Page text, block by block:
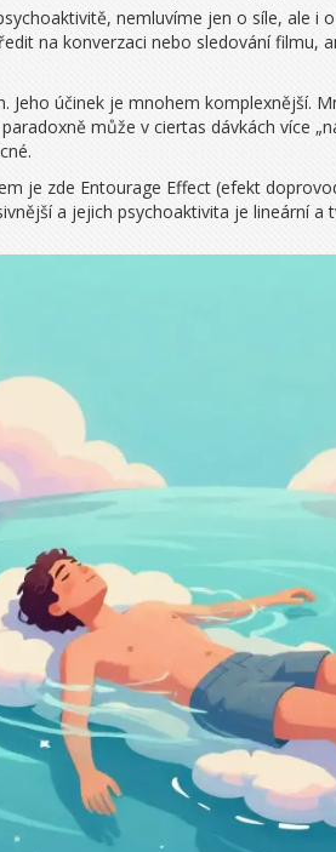
nemluvíme jen o síle, ale i
na konverzaci nebo sledování filmu,
Jeho účinek je mnohem komplexnější.
může v ciertas dávkách více
je zde Entourage Effect (efekt
a jejich psychoaktivita je lineární a